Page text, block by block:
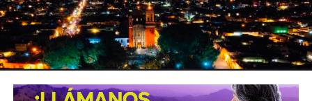
ser objeto de esta sanción los propietarios, poseedores o
responsables de la fuente contaminante, según el caso;
para tal efecto, una vez decretado el arresto, la persona o
personas sujetas al mismo serán puestas a disposición